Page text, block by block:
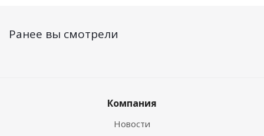
Ранее вы смотрели
Компания
Новости